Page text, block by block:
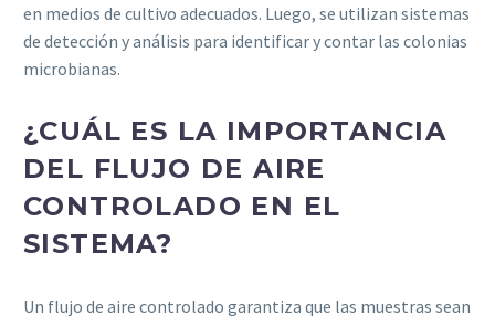
en medios de cultivo adecuados. Luego, se utilizan sistemas
de detección y análisis para identificar y contar las colonias
microbianas.
¿CUÁL ES LA IMPORTANCIA
DEL FLUJO DE AIRE
CONTROLADO EN EL
SISTEMA?
Un flujo de aire controlado garantiza que las muestras sean